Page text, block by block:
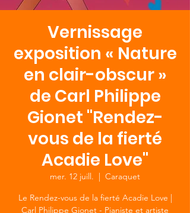
Vernissage
exposition « Nature
en clair-obscur »
de Carl Philippe
Gionet "Rendez-
vous de la fierté
Acadie Love"
mer. 12 juill.
  |
Caraquet
Le Rendez-vous de la fierté Acadie Love |
Carl Philippe Gionet - Pianiste et artiste